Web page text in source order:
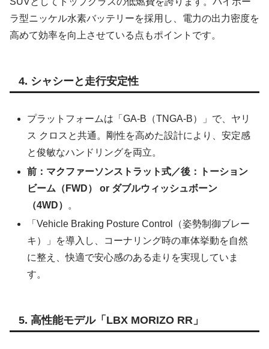
ラ型ニッケル水素バッテリーを採用し、電力の出力密度を
高めて効率を向上させている点もポイントです。
4. シャシーと走行安定性
プラットフォームは「GA-B（TNGA-B）」で、ヤリ
ス クロスと共通。剛性を高めた設計により、安定感
と俊敏なハンドリングを両立。
前：マクファーソンストラット式／後：トーション
ビーム（FWD） or ダブルウィッシュボーン
（4WD）
。
「Vehicle Braking Posture Control（姿勢制御ブレー
キ）」を導入し、コーナリング時の車体挙動を自然
に整え、快適で安心感のある走りを実現していま
す。
5. 高性能モデル「LBX MORIZO RR」